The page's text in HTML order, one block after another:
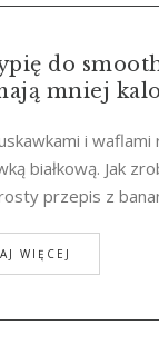
do
mniej
i waflami
białkową. Jak
przepis z
WIĘCEJ